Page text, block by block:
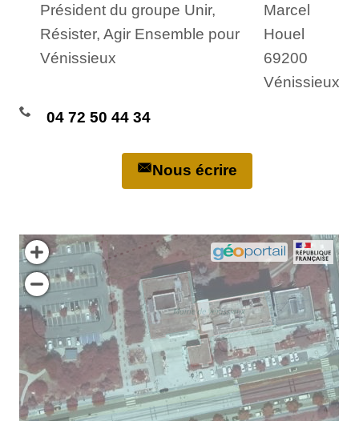
Président du groupe Unir,
Résister, Agir Ensemble pour
Vénissieux
Marcel
Houel
69200
Vénissieux
04 72 50 44 34
Nous écrire